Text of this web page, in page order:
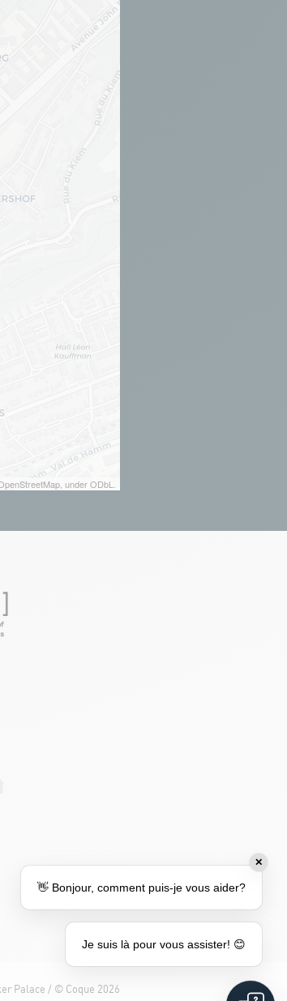
under ODbL.
Palace / © Coque 2026
✕
👋 Bonjour, comment puis-je vous aider?
Je suis là pour vous assister! 😊